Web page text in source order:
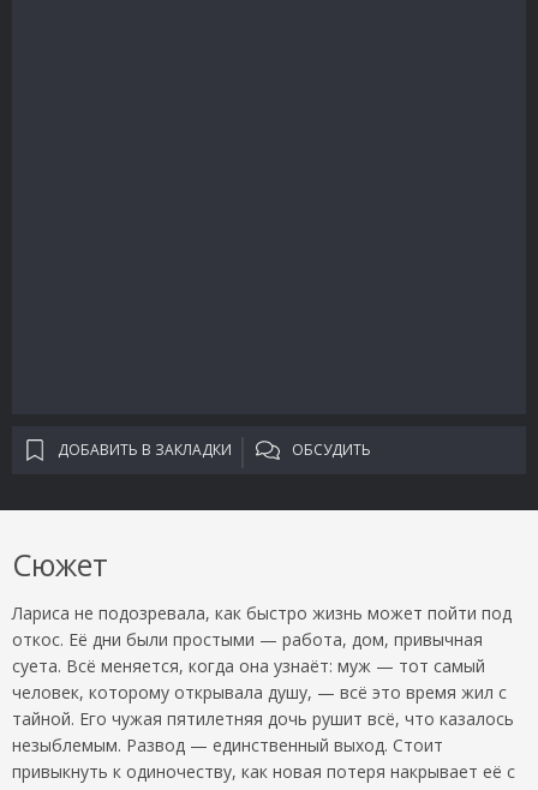
ДОБАВИТЬ В ЗАКЛАДКИ ОБСУДИТЬ
Сюжет
Лариса не подозревала, как быстро жизнь может пойти под
откос. Её дни были простыми — работа, дом, привычная
суета. Всё меняется, когда она узнаёт: муж — тот самый
человек, которому открывала душу, — всё это время жил с
тайной. Его чужая пятилетняя дочь рушит всё, что казалось
незыблемым. Развод — единственный выход. Стоит
привыкнуть к одиночеству, как новая потеря накрывает её с